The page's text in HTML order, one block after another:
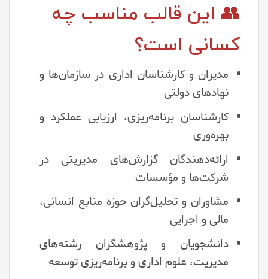
👥 این قالب مناسب چه
کسانی است؟
مدیران و کارشناسان اداری در سازمان‌ها و
نهادهای دولتی
کارشناسان برنامه‌ریزی، ارزیابی عملکرد و
بهره‌وری
ارائه‌دهندگان گزارش‌های مدیریتی در
شرکت‌ها و مؤسسات
مشاوران و تحلیل‌گران حوزه منابع انسانی،
مالی و اجرایی
دانشجویان و پژوهشگران رشته‌های
مدیریت، علوم اداری و برنامه‌ریزی توسعه